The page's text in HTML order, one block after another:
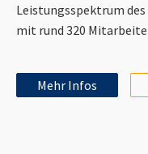
Leistungsspektrum
mit rund 320
Mehr Infos